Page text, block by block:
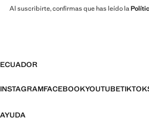
Al suscribirte, confirmas que has leído la
ECUADOR
INSTAGRAMFACEBOOKYOUTUBETIKTOK
AYUDA